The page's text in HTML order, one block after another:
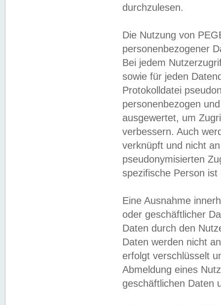
durchzulesen.
Die Nutzung von
personenbezogener
Bei jedem
sowie für jeden
Protokolldatei
personenbezogen
ausgewertet, um
verbessern. Auch
verknüpft und nicht
pseudonymisierten
spezifische Person
Eine Ausnahme
oder geschäftlicher
Daten durch den
Daten werden nicht
erfolgt verschlüsselt
Abmeldung eines
geschäftlichen Daten